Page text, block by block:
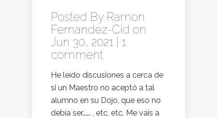
Posted By Ramon
Fernandez-Cid on
Jun 30, 2021 | 1
comment
He leído discusiones a cerca de
si un Maestro no aceptó a tal
alumno en su Dojo, que eso no
debía ser……. , etc, etc. Me vais a